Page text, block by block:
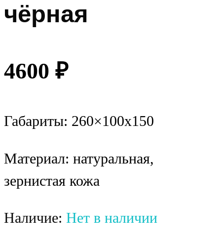
чёрная
4600 ₽
Габариты: 260×100х150
Материал: натуральная,
зернистая кожа
Наличие: Нет в наличии